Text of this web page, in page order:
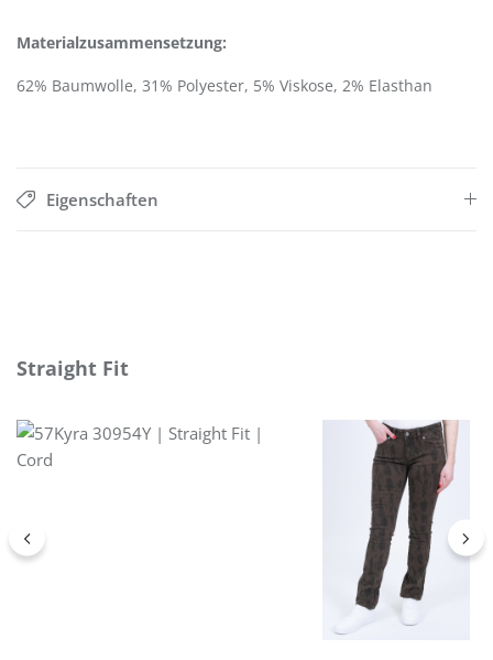
Materialzusammensetzung:
62% Baumwolle, 31% Polyester, 5% Viskose, 2% Elasthan
Eigenschaften
Produktgalerie überspringen
Straight Fit